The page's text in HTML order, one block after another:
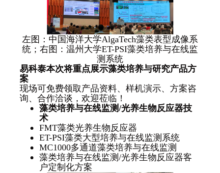
左图：中国海洋大学AlgaTech藻类表型成像系
统；右图：温州大学ET-PSI藻类培养与在线监
测系统
易科泰本次将重点展示藻类培养与研究产品方
案
现场可免费领取产品资料、样机演示、方案咨
询、合作洽谈，欢迎莅临！
藻类培养与在线监测/光养生物反应器技
术
FMT藻类光养生物反应器
ET-PSI藻类大型培养与在线监测系统
MC1000多通道藻类培养与在线监测
藻类培养与在线监测/光养生物反应器客
户定制化方案